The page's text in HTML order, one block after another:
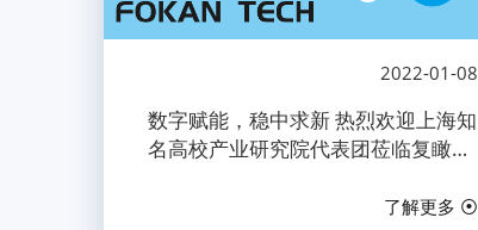
2022-01-08
数字赋能，稳中求新 热烈欢迎上海知
名高校产业研究院代表团莅临复瞰科
了解更多 ⦿